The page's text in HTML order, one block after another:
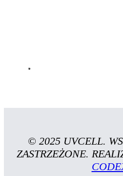
© 2025 UVCELL.
ZASTRZEŻONE.